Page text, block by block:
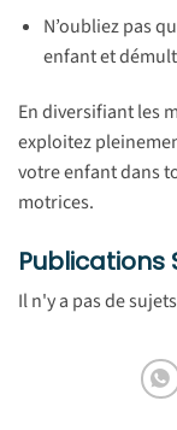
N’oubliez pas
enfant et
En diversifiant les
exploitez
votre enfant dans
motrices.
Publications
Il n'y a pas de